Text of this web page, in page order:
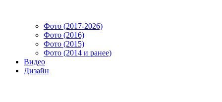
Фото (2017-2026)
Фото (2016)
Фото (2015)
Фото (2014 и ранее)
Видео
Дизайн